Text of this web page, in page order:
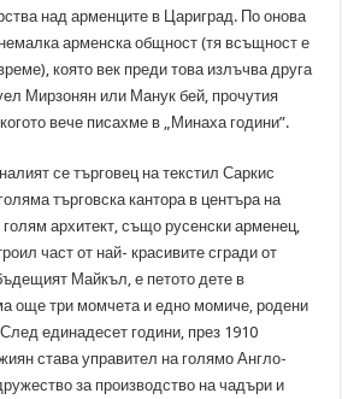
над арменците в Цариград. По онова
арменска общност (тя всъщност е
която век преди това излъчва друга
Мирзонян или Манук бей, прочутия
вече писахме в „Минаха години”.
се търговец на текстил Саркис
търговска кантора в центъра на
архитект, също русенски арменец,
част от най- красивите сгради от
Майкъл, е петото дете в
още три момчета и едно момиче, родени
единадесет години, през 1910
става управител на голямо Англо-
за производство на чадъри и